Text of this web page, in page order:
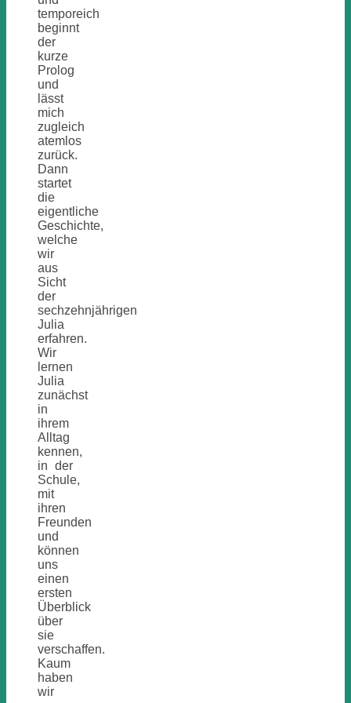
temporeich
beginnt
der
kurze
Prolog
und
lässt
mich
zugleich
atemlos
zurück.
Dann
startet
die
eigentliche
Geschichte,
welche
wir
aus
Sicht
der
sechzehnjährigen
Julia
erfahren.
Wir
lernen
Julia
zunächst
in
ihrem
Alltag
kennen,
in der
Schule,
mit
ihren
Freunden
und
können
uns
einen
ersten
Überblick
über
sie
verschaffen.
Kaum
haben
wir